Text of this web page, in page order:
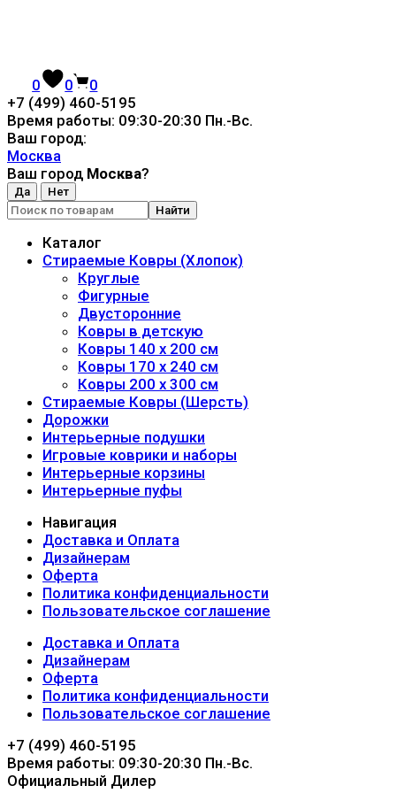
0 0 0
+7 (499) 460-5195
Время работы: 09:30-20:30 Пн.-Вc.
Ваш город:
Москва
Ваш город Москва?
Найти
Каталог
Стираемые Ковры (Хлопок)
Круглые
Фигурные
Двусторонние
Ковры в детскую
Ковры 140 x 200 см
Ковры 170 x 240 см
Ковры 200 x 300 см
Стираемые Ковры (Шерсть)
Дорожки
Интерьерные подушки
Игровые коврики и наборы
Интерьерные корзины
Интерьерные пуфы
Навигация
Доставка и Оплата
Дизайнерам
Оферта
Политика конфиденциальности
Пользовательское соглашение
Доставка и Оплата
Дизайнерам
Оферта
Политика конфиденциальности
Пользовательское соглашение
+7 (499) 460-5195
Время работы: 09:30-20:30 Пн.-Вc.
Официальный Дилер